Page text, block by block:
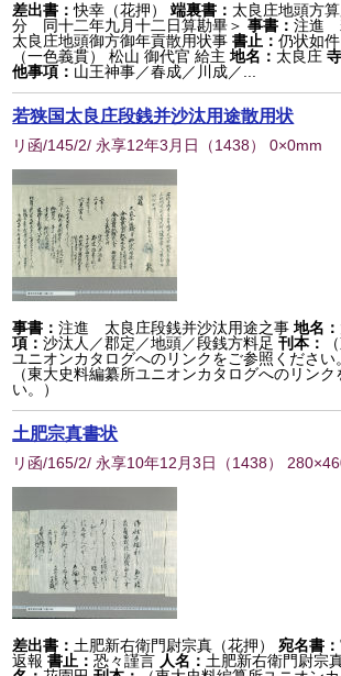
差出書：快幸（花押） 端裏書： 太良庄地頭方
分 同十二年九月十二日算勘畢＞ 事書：注進
太良庄地頭御方御年貢散用状事 書止：仍状如件
（一色義貫） 松山 御代官 給主 地名： 太良庄
他事項： 山王神事／春成／川成／...
若狭国太良庄段銭并沙汰用途散用状
リ函/145/2/ 永享12年3月日 （1438） 0×0mm
事書：注進 太良庄段銭并沙汰用途之事 地名：
項：沙汰人／郡定／地頭／段銭方料足 刊本：
ユニオンカタログへのリンクをご参照ください
（東大史料編纂所ユニオンカタログへのリンク
い。）
土肥宗真書状
リ函/165/2/ 永享10年12月3日 （1438）
差出書： 土肥新右衛門尉宗真（花押） 宛名書：
返報 書止：恐々謹言 人名： 土肥新右衛門尉宗